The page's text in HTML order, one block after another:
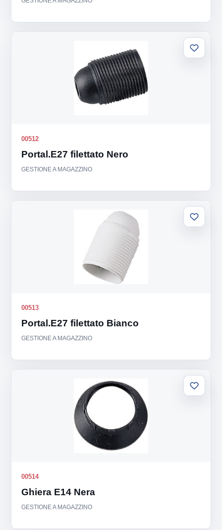
00512
Portal.E27 filettato Nero
GESTIONE A MAGAZZINO
Aggiungi
alla
00513
Portal.E27 filettato Bianco
GESTIONE A MAGAZZINO
Aggiungi
alla
00514
Ghiera E14 Nera
GESTIONE A MAGAZZINO
Aggiungi
alla